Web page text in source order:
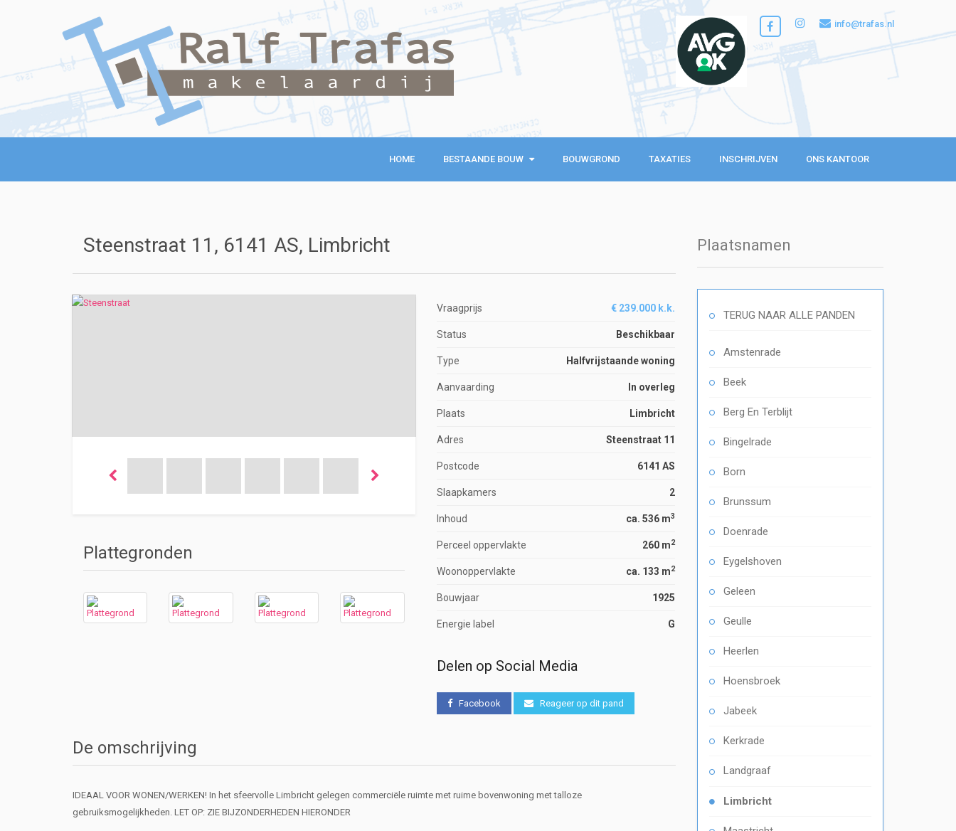
info@trafas.nl
HOME BESTAANDE BOUW
BESTAANDE BOUW BOUWGROND TAXATIES INSCHRIJVEN ONS KANTOOR
Steenstraat 11, 6141 AS, Limbricht
Plattegronden
Vraagprijs € 239.000 k.k.
Status Beschikbaar
Type Halfvrijstaande woning
Aanvaarding In overleg
Plaats Limbricht
Adres Steenstraat 11
Postcode 6141 AS
Slaapkamers 2
Inhoud ca. 536 m3
Perceel oppervlakte 260 m2
Woonoppervlakte ca. 133 m2
Bouwjaar 1925
Energie label G
Delen op Social Media
Facebook Reageer op dit pand
De omschrijving
IDEAAL VOOR WONEN/WERKEN! In het sfeervolle Limbricht gelegen commerciële ruimte met ruime bovenwoning met talloze
gebruiksmogelijkheden. LET OP: ZIE BIJZONDERHEDEN HIERONDER
Plaatsnamen
TERUG NAAR ALLE PANDEN
Amstenrade
Beek
Berg En Terblijt
Bingelrade
Born
Brunssum
Doenrade
Eygelshoven
Geleen
Geulle
Heerlen
Hoensbroek
Jabeek
Kerkrade
Landgraaf
Limbricht